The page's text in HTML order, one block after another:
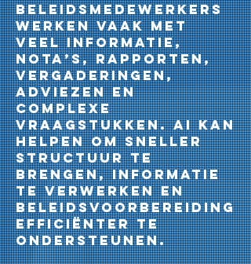
Beleidsmedewerkers
werken vaak met
veel informatie,
nota’s, rapporten,
vergaderingen,
adviezen en
complexe
vraagstukken. AI kan
helpen om sneller
structuur te
brengen, informatie
te verwerken en
beleidsvoorbereiding
efficiënter te
ondersteunen.